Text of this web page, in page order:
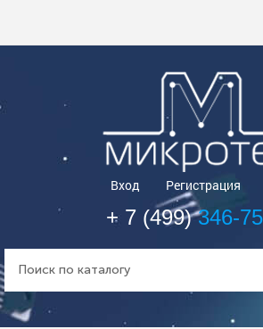
Вход Регистрация
+ 7 (499)346-